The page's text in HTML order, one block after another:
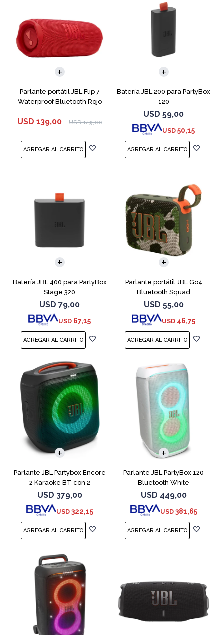
Parlante portátil JBL Flip 7
Waterproof Bluetooth Rojo
USD 139,00 USD 149,00
Batería JBL 200 para PartyBox
120
USD 59,00
USD 50,15
Batería JBL 400 para PartyBox
Stage 320
USD 79,00
USD 67,15
Parlante portátil JBL Go4
Bluetooth Squad
USD 55,00
USD 46,75
Parlante JBL Partybox Encore
2 Karaoke BT con 2
microfono
USD 379,00
USD 322,15
Parlante JBL PartyBox 120
Bluetooth White
USD 449,00
USD 381,65